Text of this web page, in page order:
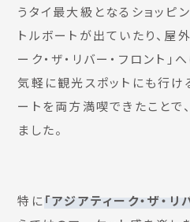
うタイ最大級となるショッピ
トルボートが出ていたり、屋
ーク・ザ・リバー・フロント」
気軽に観光スポットにも行け
ートを両方満喫できたことで
ました。
特に「アジアティーク・ザ・リ